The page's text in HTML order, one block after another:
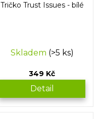
Tričko Trust Issues - bílé
Skladem (>5 ks)
349 Kč
Detail